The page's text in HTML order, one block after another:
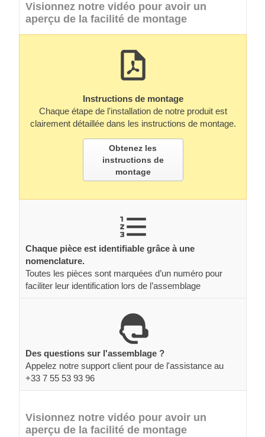
Visionnez notre vidéo pour avoir un
aperçu de la facilité de montage
Instructions de montage
Chaque étape de l'installation de notre produit est
clairement détaillée dans les instructions de montage.
Obtenez les
instructions de
montage
Chaque pièce est identifiable grâce à une
nomenclature.
Toutes les pièces sont marquées d’un numéro pour
faciliter leur identification lors de l’assemblage
Des questions sur l'assemblage ?
Appelez notre support client pour de l'assistance au
+33 7 55 53 93 96
Visionnez notre vidéo pour avoir un
aperçu de la facilité de montage